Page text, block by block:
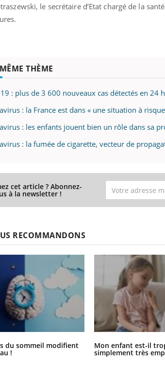
le secrétaire d’Etat chargé de la
THÈME
: plus de 3 600 nouveaux cas détectés en 24
: la France est dans « une situation à
: les enfants jouent bien un rôle dans sa
: la fumée de cigarette, vecteur de
cet article ? Abonnez-
à la newsletter !
RECOMMANDONS
du sommeil modifient
!
Mon enfant est-il
simplement très